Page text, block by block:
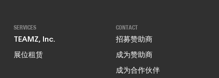
SERVICES
TEAMZ, Inc.
展位租赁
CONTACT
招募赞助商
成为赞助商
成为合作伙伴